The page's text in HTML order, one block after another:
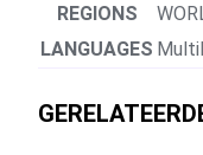
REGIONS
LANGUAGES